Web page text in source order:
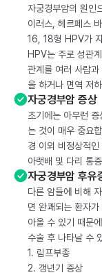
자궁경부암의 원인
이러스, 헤르페스
16, 18형 HPV가
HPV는 주로 성관
관계를 여러 사람
을 하거나 면역 저
자궁경부암 증상
초기에는 아무런
는 것이 매우 중요
경 이외 비정상적
아랫배 및 다리 통
자궁경부암 후유
다른 암들에 비해
면 완쾌되는 환자
아올 수 있기 때문
수술 후 나타날 수
1. 림프부종
2. 갱년기 증상